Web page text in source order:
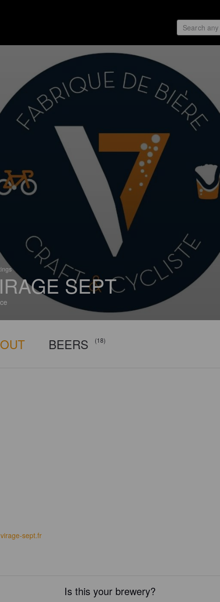
SEPT
BEERS (18)
sept.fr
Is this your brewery?